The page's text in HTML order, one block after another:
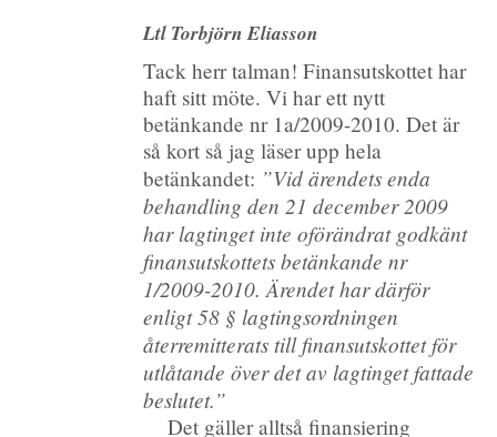
Ltl Torbjörn Eliasson
Tack herr talman! Finansutskottet har
haft sitt möte. Vi har ett nytt
betänkande nr 1a/2009-2010. Det är
så kort så jag läser upp hela
betänkandet: ”Vid ärendets enda
behandling den 21 december 2009
har lagtinget inte oförändrat godkänt
finansutskottets betänkande nr
1/2009-2010. Ärendet har därför
enligt 58 § lagtingsordningen
återremitterats till finansutskottet för
utlåtande över det av lagtinget fattade
beslutet.”
Det gäller alltså finansiering